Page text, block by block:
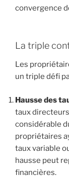
convergence
La triple
Les
un triple défi
Hausse des
taux
considérable
propriétaires
taux variable
hausse peut
financières.